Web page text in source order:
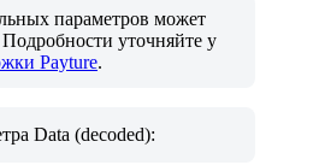
параметров может
Подробности уточняйте у
Payture.
Data (decoded):